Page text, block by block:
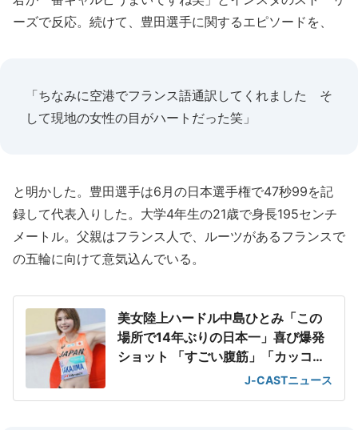
ーズで反応。続けて、豊田選手に関するエピソードを、
「ちなみに空港でフランス語通訳してくれました そ
して現地の女性の目がハートだった笑」
と明かした。豊田選手は6月の日本選手権で47秒99を記
録して代表入りした。大学4年生の21歳で身長195センチ
メートル。父親はフランス人で、ルーツがあるフランスで
の五輪に向けて意気込んでいる。
美女陸上ハードル中島ひとみ「この
場所で14年ぶりの日本一」喜び爆発
ショット 「すごい腹筋」「カッコい
J-CASTニュース